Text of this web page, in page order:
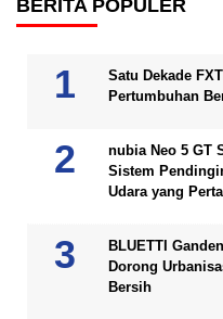
BERITA POPULER
Satu Dekade
Pertumbuhan
nubia Neo 5 GT
Sistem
Udara yang
BLUETTI
Dorong
Bersih